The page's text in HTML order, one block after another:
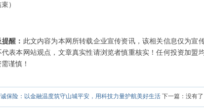
）
醒： 此文内容为本网所转载企业宣传资讯，该相关信息仅为宣
代表本网站观点，文章真实性请浏览者慎重核实！任何投资加盟
谨慎！
保险：以金融温度筑守山城平安，用科技力量护航美好生活 下一篇：没有了